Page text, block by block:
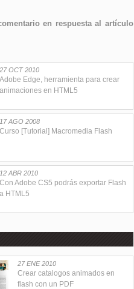
en respuesta al artículo
27 OCT 2010
Adobe Edge, herramienta para crear
animaciones en HTML5
17 AGO 2008
Curso [Tutorial] Macromedia Flash
12 ABR 2010
Con Adobe CS5 podrás exportar Flash
a HTML5
27 ENE 2010
Crear catalogos animados en
flash con un PDF